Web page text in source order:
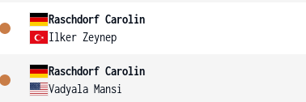
Raschdorf Carolin
Ilker Zeynep
Raschdorf Carolin
Vadyala Mansi